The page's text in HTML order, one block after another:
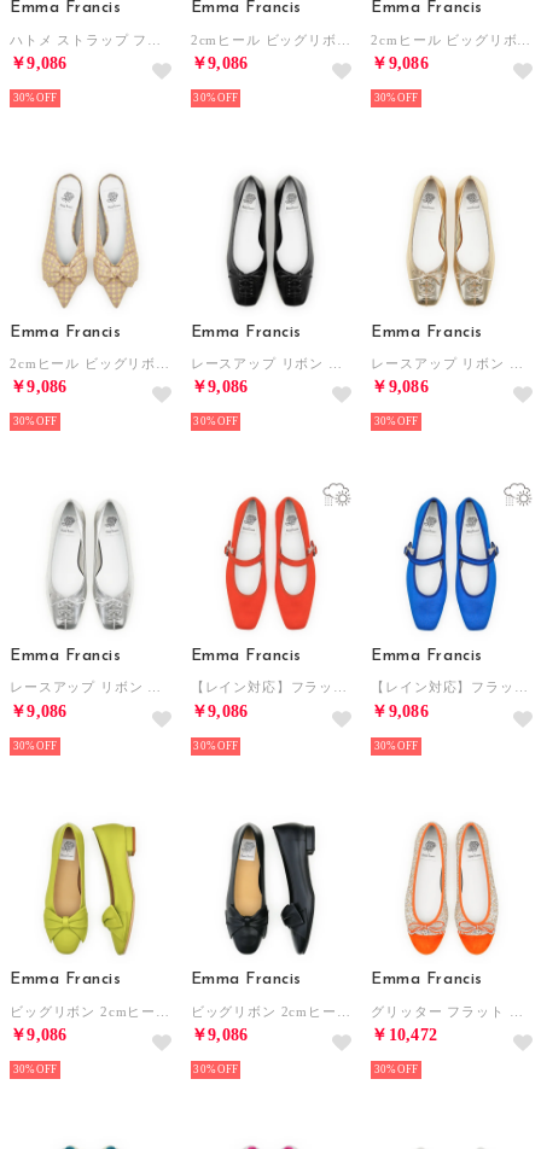
Emma Francis
￥9,086
30%
Emma Francis
￥9,086
30%
Emma Francis
￥9,086
30%
Emma Francis
￥9,086
30%
Emma Francis
￥9,086
30%
Emma Francis
￥9,086
30%
Emma Francis
レースアップ リボン フラットシューズ （シルバー マイラー）
￥9,086
30%
Emma Francis
【レイン対応】フラット メリージェーン （オレンジ スエード）
￥9,086
30%
Emma Francis
【レイン対応】フラット メリージェーン （ブルー スエード）
￥9,086
30%
Emma Francis
￥9,086
30%
Emma Francis
￥9,086
30%
Emma Francis
￥10,472
30%